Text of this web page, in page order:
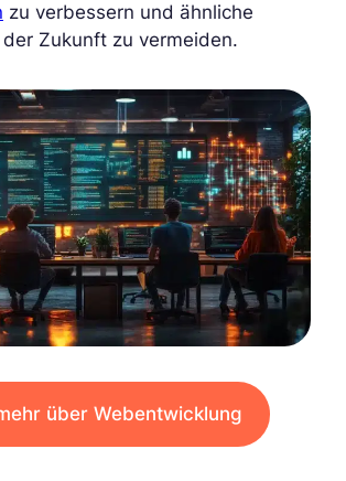
zu verbessern und ähnliche
der Zukunft zu vermeiden.
über Webentwicklung